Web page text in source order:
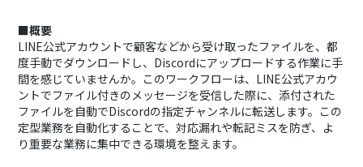
■概要
LINE公式アカウントで顧客などから受け取ったファイルを、都
度手動でダウンロードし、Discordにアップロードする作業に手
間を感じていませんか。このワークフローは、LINE公式アカウ
ントでファイル付きのメッセージを受信した際に、添付された
ファイルを自動でDiscordの指定チャンネルに転送します。この
定型業務を自動化することで、対応漏れや転記ミスを防ぎ、よ
り重要な業務に集中できる環境を整えます。